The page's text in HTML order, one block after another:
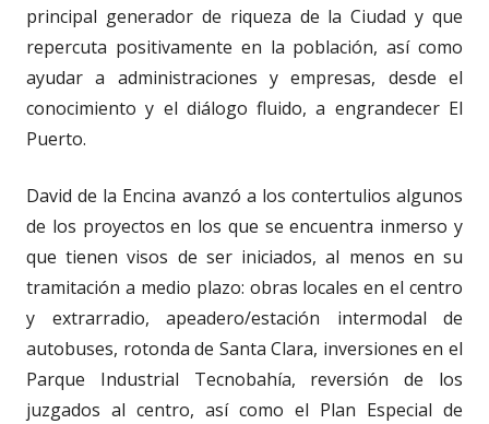
principal generador de riqueza de la Ciudad y que
repercuta positivamente en la población, así como
ayudar a administraciones y empresas, desde el
conocimiento y el diálogo fluido, a engrandecer El
Puerto.
David de la Encina avanzó a los contertulios algunos
de los proyectos en los que se encuentra inmerso y
que tienen visos de ser iniciados, al menos en su
tramitación a medio plazo: obras locales en el centro
y extrarradio, apeadero/estación intermodal de
autobuses, rotonda de Santa Clara, inversiones en el
Parque Industrial Tecnobahía, reversión de los
juzgados al centro, así como el Plan Especial de